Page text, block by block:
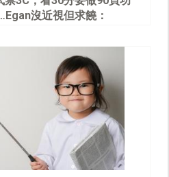
沒近視但求饒：